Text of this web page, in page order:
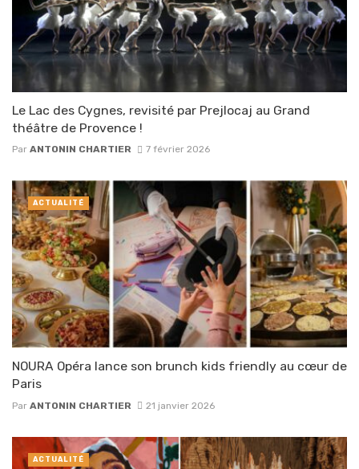
Le Lac des Cygnes, revisité par Prejlocaj au Grand
théâtre de Provence !
Par ANTONIN CHARTIER 7 février 2026
NOURA Opéra lance son brunch kids friendly au cœur de
Paris
Par ANTONIN CHARTIER 21 janvier 2026
ACTUALITÉ
ACTUALITÉ